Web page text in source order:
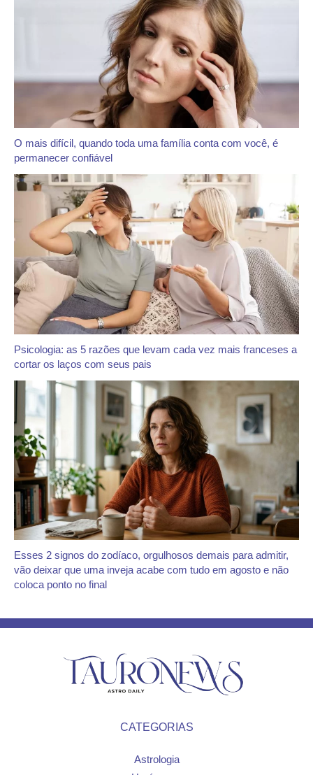
O mais difícil, quando toda uma família conta com você, é
permanecer confiável
Psicologia: as 5 razões que levam cada vez mais franceses a
cortar os laços com seus pais
Esses 2 signos do zodíaco, orgulhosos demais para admitir,
vão deixar que uma inveja acabe com tudo em agosto e não
coloca ponto no final
CATEGORIAS
Astrologia